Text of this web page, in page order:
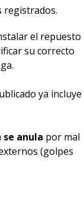
registrados.
el repuesto
su correcto
ya incluye
se anula por mal
(golpes